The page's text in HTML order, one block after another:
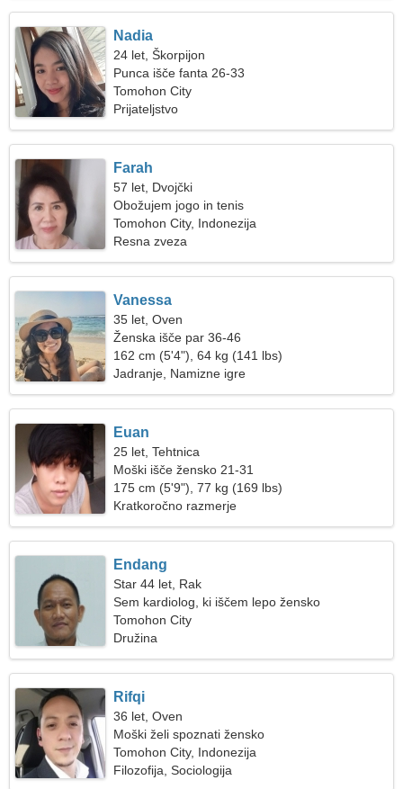
Nadia
24 let, Škorpijon
Punca išče fanta 26-33
Tomohon City
Prijateljstvo
Farah
57 let, Dvojčki
Obožujem jogo in tenis
Tomohon City, Indonezija
Resna zveza
Vanessa
35 let, Oven
Ženska išče par 36-46
162 cm (5'4"), 64 kg (141 lbs)
Jadranje, Namizne igre
Euan
25 let, Tehtnica
Moški išče žensko 21-31
175 cm (5'9"), 77 kg (169 lbs)
Kratkoročno razmerje
Endang
Star 44 let, Rak
Sem kardiolog, ki iščem lepo žensko
Tomohon City
Družina
Rifqi
36 let, Oven
Moški želi spoznati žensko
Tomohon City, Indonezija
Filozofija, Sociologija